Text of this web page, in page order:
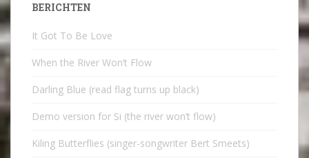
BERICHTEN
It Got To Be Love
When the River Won’t Flow
Darling Blue (read flag turns up black)
Demo version for Si (the river won’t flow)
Kiling Butterflies (singer-songwriter Bert Smeets)